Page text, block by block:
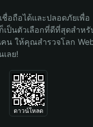
อถือได้และปลอดภัยเพื่อ
ป็นตัวเลือกที่ดีที่สุดสำหรั
น ให้คุณสำรวจโลก
ลย!
ดาวน์โหลด